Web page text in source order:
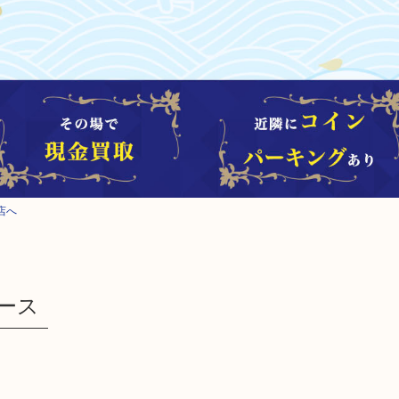
へ
ス